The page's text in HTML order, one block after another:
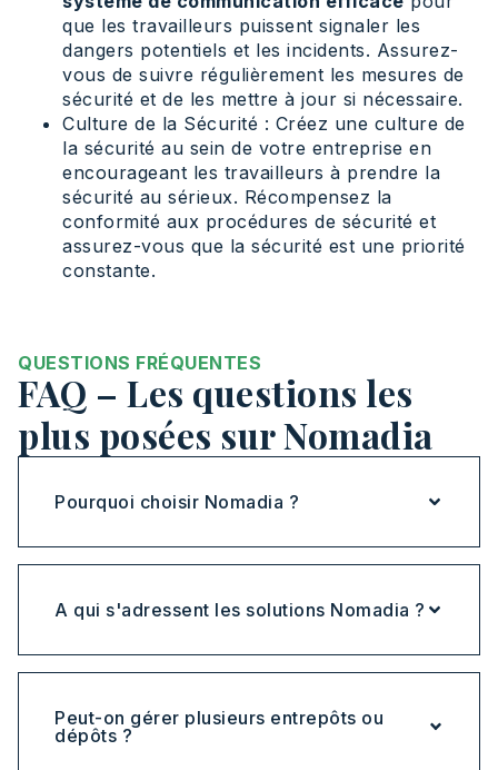
que les travailleurs puissent signaler les
dangers potentiels et les incidents. Assurez-
vous de suivre régulièrement les mesures de
sécurité et de les mettre à jour si nécessaire.
Culture de la Sécurité : Créez une culture de
la sécurité au sein de votre entreprise en
encourageant les travailleurs à prendre la
sécurité au sérieux. Récompensez la
conformité aux procédures de sécurité et
assurez-vous que la sécurité est une priorité
constante.
QUESTIONS FRÉQUENTES
FAQ – Les questions les
plus posées sur Nomadia
Pourquoi choisir Nomadia ?
A qui s'adressent les solutions Nomadia ?
Peut-on gérer plusieurs entrepôts ou
dépôts ?